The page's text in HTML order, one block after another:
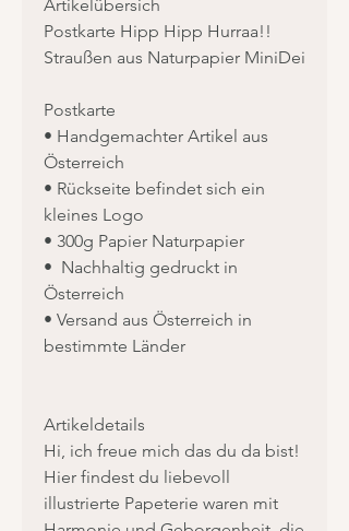
Artikelübersich
Postkarte Hipp Hipp Hurraa!!
Straußen aus Naturpapier MiniDei
Postkarte
• Handgemachter Artikel aus
Österreich
• Rückseite befindet sich ein
kleines Logo
• 300g Papier Naturpapier
• Nachhaltig gedruckt in
Österreich
• Versand aus Österreich in
bestimmte Länder
Artikeldetails
Hi, ich freue mich das du da bist!
Hier findest du liebevoll
illustrierte Papeterie waren mit